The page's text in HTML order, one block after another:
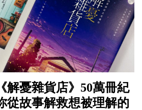
解憂雜貨店》50萬冊紀
從故事解救想被理解的